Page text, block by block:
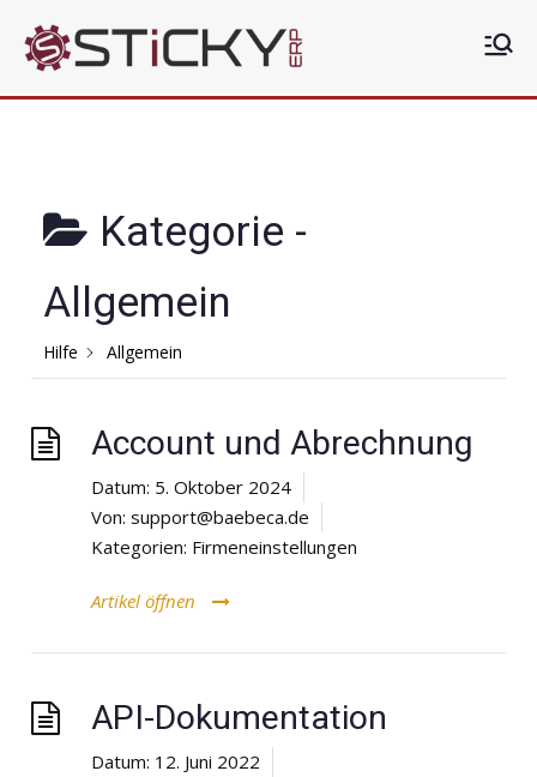
Inhalt
Die clevere ERP Lösung
Kategorie -
Allgemein
Hilfe Allgemein
Account und Abrechnung
Datum: 5. Oktober 2024
Von: support@baebeca.de
Kategorien: Firmeneinstellungen
Artikel öffnen
API-Dokumentation
Datum: 12. Juni 2022